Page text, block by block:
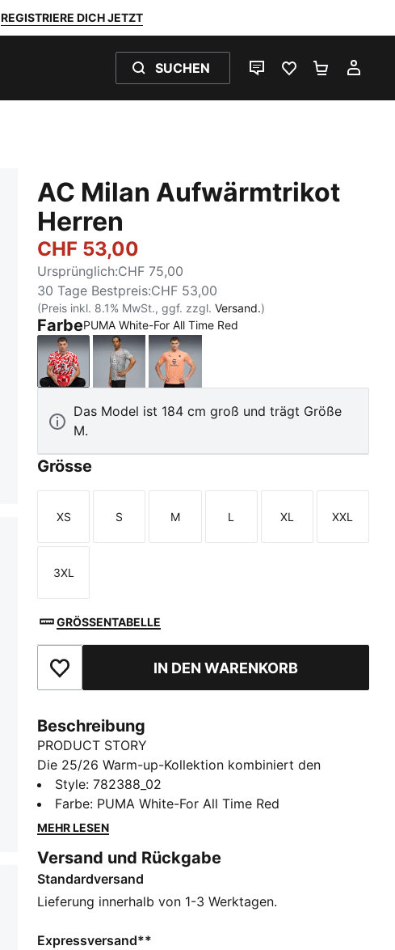
REGISTRIERE DICH JETZT
SUCHEN
LIVE-CHATFAVORITEN 0
AC Milan Aufwärmtrikot
Herren
CHF 53,00
Ursprünglich:CHF 75,00
30 Tage Bestpreis:CHF 53,00
(Preis inkl. 8.1% MwSt., ggf. zzgl.Versand.)
FarbePUMA White-For All Time Red
PUMA White-For All Time Red
Smokey Gray-PUMA White
Pink Fruit-Sunny Yellow
Das Model ist 184 cm groß und trägt Größe
M.
Grösse
Größe
XS
Größe
S
Größe
M
Größe
L
Größe
XL
Größe
XXL
Größe
3XL
GRÖSSENTABELLE
Zu Favoriten hinzufügenIN DEN WARENKORB
Beschreibung
PRODUCT STORY
Die 25/26 Warm-up-Kollektion kombiniert den
legendären Style des Vereins mit
leistungsorientiertem Design. Mit dieser Kollektion
trägst du die Vereinsfarben wie deine Idole, wenn du
Fanliebe im Alltag zeigst. Für maximalen Komfort und
Style – und immer bereit für Action.
FEATURES + VORTEILE
Schweiß weg von deiner Haut und halten dich beim
Style:782388_02
Farbe: PUMA White-For All Time Red
MEHR LESEN
Versand und Rückgabe
Standardversand
Lieferung innerhalb von 1-3 Werktagen.
Expressversand**